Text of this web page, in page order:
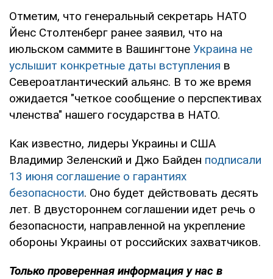
Отметим, что генеральный секретарь НАТО
Йенс Столтенберг ранее заявил, что на
июльском саммите в Вашингтоне Украина не
услышит конкретные даты вступления в
Североатлантический альянс. В то же время
ожидается "четкое сообщение о перспективах
членства" нашего государства в НАТО.
Как известно, лидеры Украины и США
Владимир Зеленский и Джо Байден подписали
13 июня соглашение о гарантиях
безопасности. Оно будет действовать десять
лет. В двустороннем соглашении идет речь о
безопасности, направленной на укрепление
обороны Украины от российских захватчиков.
Только проверенная информация у нас в